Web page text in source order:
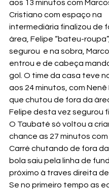
aos 13 minutos com
Cristiano com espaço na
intermediária finalizou de
área, Felipe “bateu-
segurou  e na sobra,
entrou e de cabeça
gol. O time da casa teve
aos 24 minutos, com Nenê
que chutou de fora da
Felipe desta vez segurou
O Taubaté só voltou a
chance as 27 minutos com
Carré chutando de fora
bola saiu pela linha de
próximo à traves direita de
Se no primeiro tempo as